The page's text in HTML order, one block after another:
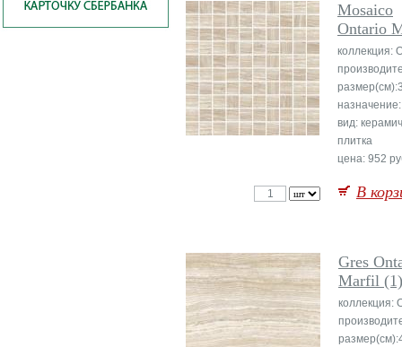
Mosaico
Ontario
коллекция:
вид:
плитка
цена: 952
В
Gres
Marfil (1)
коллекция: